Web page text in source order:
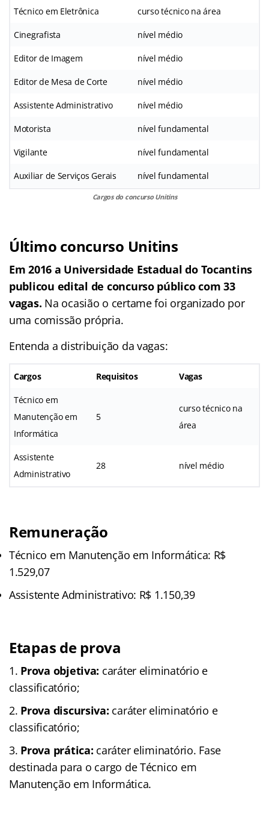
Técnico em Eletrônica curso técnico na área
Cinegrafista nível médio
Editor de Imagem nível médio
Editor de Mesa de Corte nível médio
Assistente Administrativo nível médio
Motorista nível fundamental
Vigilante nível fundamental
Auxiliar de Serviços Gerais nível fundamental
Cargos do concurso Unitins
Último concurso Unitins
Em 2016 a Universidade Estadual do Tocantins
publicou edital de concurso público com 33
vagas. Na ocasião o certame foi organizado por
uma comissão própria.
Entenda a distribuição da vagas:
Cargos Requisitos Vagas
Técnico em
Manutenção em
Informática
5
curso técnico na
área
Assistente
Administrativo
28 nível médio
Remuneração
Técnico em Manutenção em Informática: R$
1.529,07
Assistente Administrativo: R$ 1.150,39
Etapas de prova
Prova objetiva: caráter eliminatório e
classificatório;
Prova discursiva: caráter eliminatório e
classificatório;
Prova prática: caráter eliminatório. Fase
destinada para o cargo de Técnico em
Manutenção em Informática.